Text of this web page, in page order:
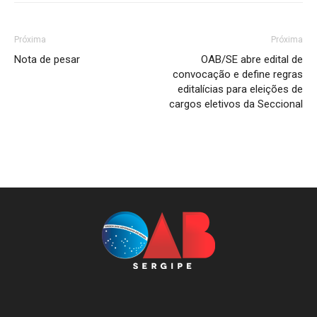
Próxima
Nota de pesar
Próxima
OAB/SE abre edital de
convocação e define regras
editalícias para eleições de
cargos eletivos da Seccional